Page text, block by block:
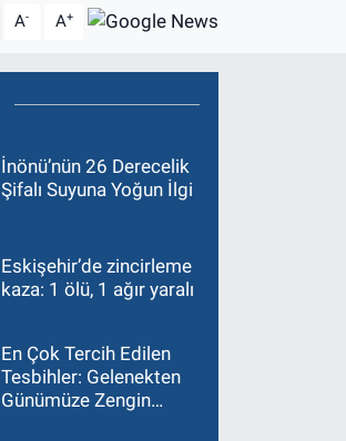
A- A+
İnönü’nün 26 Derecelik
Şifalı Suyuna Yoğun İlgi
Eskişehir’de zincirleme
kaza: 1 ölü, 1 ağır yaralı
En Çok Tercih Edilen
Tesbihler: Gelenekten
Günümüze Zengin